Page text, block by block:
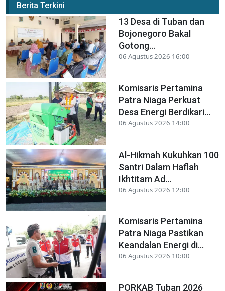
Berita Terkini
13 Desa di Tuban dan
Bojonegoro Bakal
Gotong...
06 Agustus 2026 16:00
Komisaris Pertamina
Patra Niaga Perkuat
Desa Energi Berdikari...
06 Agustus 2026 14:00
Al-Hikmah Kukuhkan 100
Santri Dalam Haflah
Ikhtitam Ad...
06 Agustus 2026 12:00
Komisaris Pertamina
Patra Niaga Pastikan
Keandalan Energi di...
06 Agustus 2026 10:00
PORKAB Tuban 2026